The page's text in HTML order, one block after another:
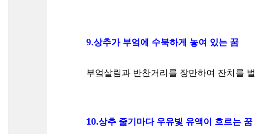
9.상추가 부엌에 수북하게 놓여 있는 꿈
부엌살림과 반찬거리를 장만하여 잔치를
10.상추 줄기마다 우유빛 유액이 흐르는 꿈